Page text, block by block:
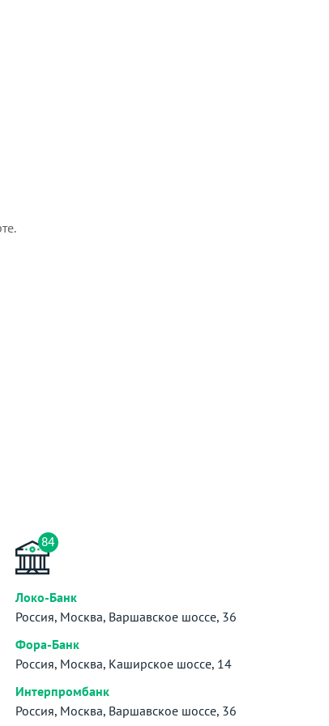
84
Локо-Банк
Россия, Москва, Варшавское шоссе, 36
Фора-Банк
Россия, Москва, Каширское шоссе, 14
Интерпромбанк
Россия, Москва, Варшавское шоссе, 36